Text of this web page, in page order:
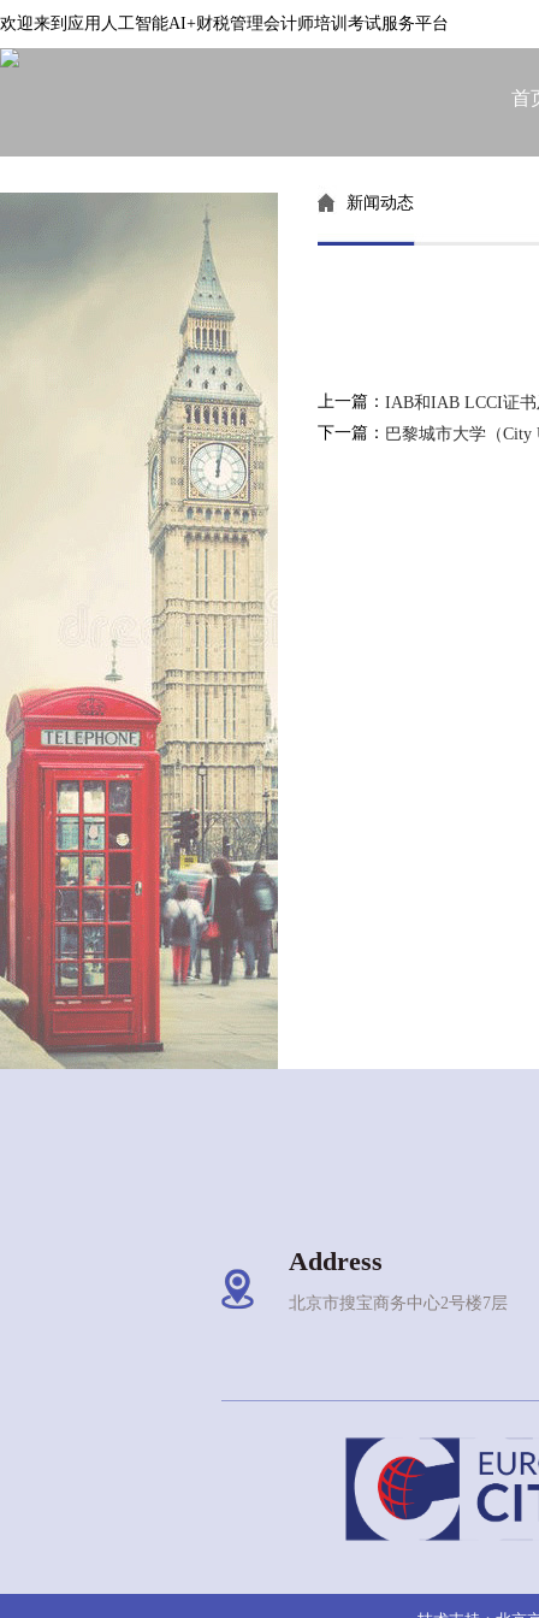
欢迎来到应用人工智能AI+财税管理会计师培训考试服务平台
首
新闻动态
上一篇： IAB和IAB LCCI证
下一篇： 巴黎城市大学（City
Address
北京市搜宝商务中心2号楼7层